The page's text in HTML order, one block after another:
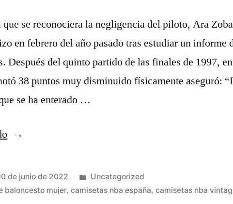
que se reconociera la negligencia del piloto, Ara
en febrero del año pasado tras estudiar un informe
Después del quinto partido de las finales de 1997,
38 puntos muy disminuido físicamente aseguró:
se ha enterado …
«La
Abrirá
Su
de junio de 2022
Publicado
en
Uncategorized
baloncesto mujer,camisetas nba españa,camisetas nba